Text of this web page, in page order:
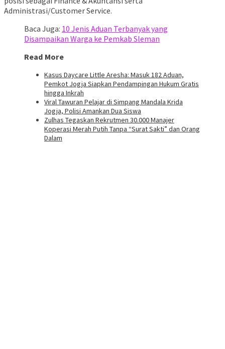
Administrasi/Customer Service.
Baca Juga: 10 Jenis Aduan Terbanyak yang
Disampaikan Warga ke Pemkab Sleman
Read More
Kasus Daycare Little Aresha: Masuk 182 Aduan,
Pemkot Jogja Siapkan Pendampingan Hukum Gratis
hingga Inkrah
Viral Tawuran Pelajar di Simpang Mandala Krida
Jogja, Polisi Amankan Dua Siswa
Zulhas Tegaskan Rekrutmen 30.000 Manajer
Koperasi Merah Putih Tanpa “Surat Sakti” dan Orang
Dalam